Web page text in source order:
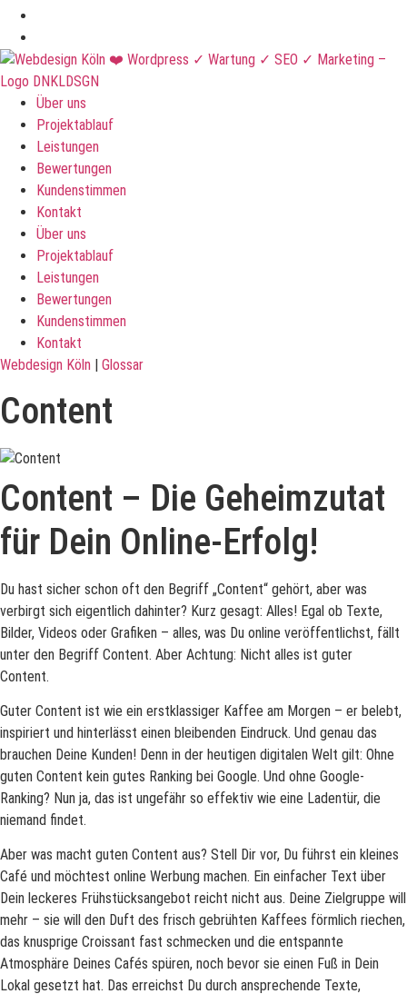
Über uns
Projektablauf
Leistungen
Bewertungen
Kundenstimmen
Kontakt
Über uns
Projektablauf
Leistungen
Bewertungen
Kundenstimmen
Kontakt
Webdesign Köln
Glossar
Content
Content – Die Geheimzutat
für Dein Online-Erfolg!
Du hast sicher schon oft den Begriff „Content“ gehört, aber was
verbirgt sich eigentlich dahinter? Kurz gesagt: Alles! Egal ob Texte,
Bilder, Videos oder Grafiken – alles, was Du online veröffentlichst, fällt
unter den Begriff Content. Aber Achtung: Nicht alles ist guter
Content.
Guter Content ist wie ein erstklassiger Kaffee am Morgen – er belebt,
inspiriert und hinterlässt einen bleibenden Eindruck. Und genau das
brauchen Deine Kunden! Denn in der heutigen digitalen Welt gilt: Ohne
guten Content kein gutes Ranking bei Google. Und ohne Google-
Ranking? Nun ja, das ist ungefähr so effektiv wie eine Ladentür, die
niemand findet.
Aber was macht guten Content aus? Stell Dir vor, Du führst ein kleines
Café und möchtest online Werbung machen. Ein einfacher Text über
Dein leckeres Frühstücksangebot reicht nicht aus. Deine Zielgruppe will
mehr – sie will den Duft des frisch gebrühten Kaffees förmlich riechen,
das knusprige Croissant fast schmecken und die entspannte
Atmosphäre Deines Cafés spüren, noch bevor sie einen Fuß in Dein
Lokal gesetzt hat. Das erreichst Du durch ansprechende Texte,